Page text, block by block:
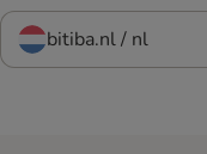
bitiba.nl / nl